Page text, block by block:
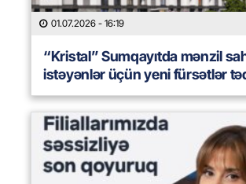
01.07.2026 - 16:19
“Kristal” Sumqayıtda mənzil
istəyənlər üçün yeni fürsətlər